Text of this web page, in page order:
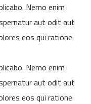
Nemo enim
aut odit aut
eos qui ratione
Nemo enim
aut odit aut
eos qui ratione